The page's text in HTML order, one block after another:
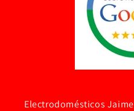
Electrodomésticos Jaime